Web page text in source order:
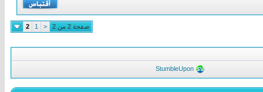
صفحة 2 من 2 <
1
2
StumbleUpon